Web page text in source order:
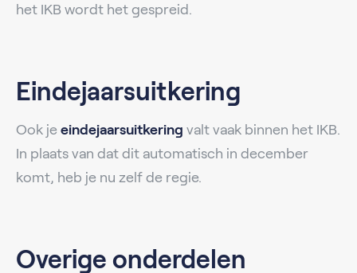
het IKB wordt het gespreid.
Eindejaarsuitkering
Ook je eindejaarsuitkering valt vaak binnen het IKB.
In plaats van dat dit automatisch in december
komt, heb je nu zelf de regie.
Overige onderdelen